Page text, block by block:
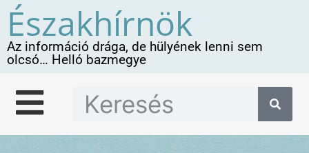
Északhírnök
Az információ drága, de hülyének lenni sem
olcsó… Helló bazmegye